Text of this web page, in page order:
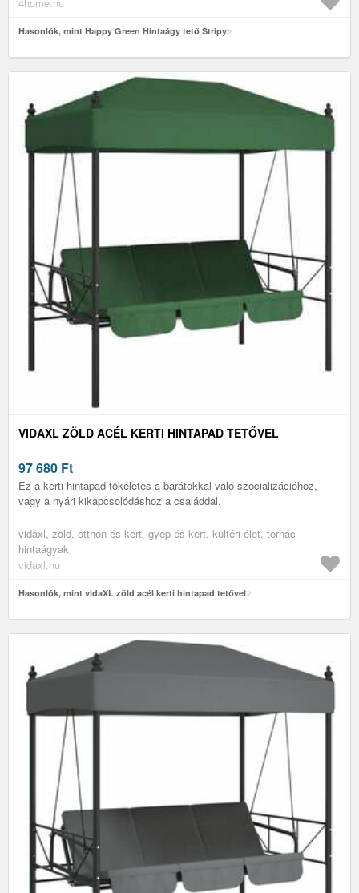
Hasonlók, mint Happy Green Hintaágy tető Stripy
VIDAXL ZÖLD ACÉL KERTI HINTAPAD TETŐVEL
97 680 Ft
Ez a kerti hintapad tökéletes a barátokkal való szocializációhoz,
vagy a nyári kikapcsolódáshoz a családdal.
vidaxl, zöld, otthon és kert, gyep és kert, kültéri élet, tornác
hintaágyak
vidaxl.hu
Hasonlók, mint vidaXL zöld acél kerti hintapad tetővel